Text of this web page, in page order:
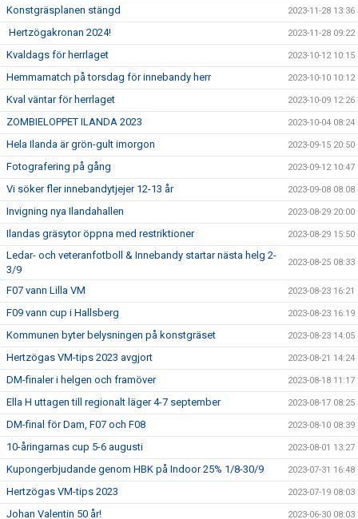
Konstgräsplanen stängd 2023-11-28 13:36
Hertzögakronan 2024! 2023-11-28 09:22
Kvaldags för herrlaget 2023-10-12 10:15
Hemmamatch på torsdag för innebandy herr 2023-10-10 10:12
Kval väntar för herrlaget 2023-10-09 12:26
ZOMBIELOPPET ILANDA 2023 2023-10-04 08:24
Hela Ilanda är grön-gult imorgon 2023-09-15 20:50
Fotografering på gång 2023-09-12 10:47
Vi söker fler innebandytjejer 12-13 år 2023-09-08 08:08
Invigning nya Ilandahallen 2023-08-29 20:00
Ilandas gräsytor öppna med restriktioner 2023-08-29 15:50
Ledar- och veteranfotboll & Innebandy startar nästa helg 2-
3/9
2023-08-25 08:33
F07 vann Lilla VM 2023-08-23 16:21
F09 vann cup i Hallsberg 2023-08-23 16:19
Kommunen byter belysningen på konstgräset 2023-08-23 14:05
Hertzögas VM-tips 2023 avgjort 2023-08-21 14:24
DM-finaler i helgen och framöver 2023-08-18 11:17
Ella H uttagen till regionalt läger 4-7 september 2023-08-17 08:25
DM-final för Dam, F07 och F08 2023-08-10 08:39
10-åringarnas cup 5-6 augusti 2023-08-01 13:27
Kupongerbjudande genom HBK på Indoor 25% 1/8-30/9 2023-07-31 16:48
Hertzögas VM-tips 2023 2023-07-19 08:03
Johan Valentin 50 år! 2023-06-30 08:03